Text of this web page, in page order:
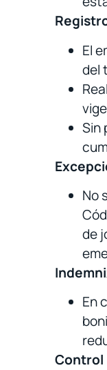
El
del
Sin
No
de
En
Control